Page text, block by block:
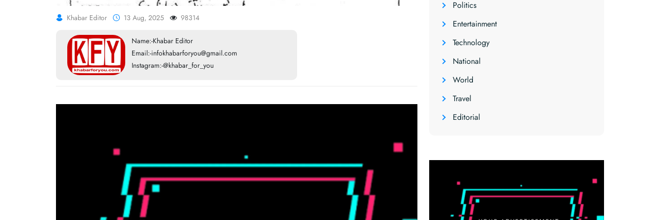
Khabar Editor 13 Aug, 2025 98314
Name:-Khabar Editor
Email:-infokhabarforyou@gmail.com
Instagram:-@khabar_for_you
Politics
Entertainment
Technology
National
World
Travel
Editorial